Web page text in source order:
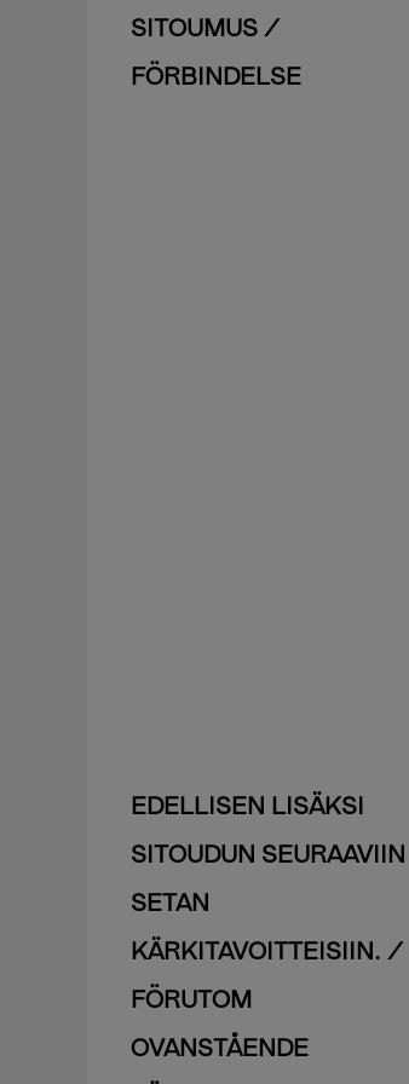
SITOUMUS /
FÖRBINDELSE
EDELLISEN LISÄKSI
SITOUDUN SEURAAVIIN
SETAN
KÄRKITAVOITTEISIIN. /
FÖRUTOM
OVANSTÅENDE